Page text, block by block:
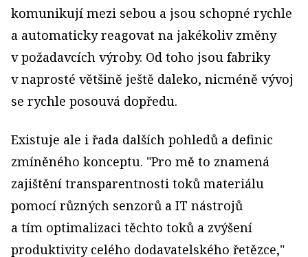
komunikují mezi sebou a jsou schopné rychle
a automaticky reagovat na jakékoliv změny
v požadavcích výroby. Od toho jsou fabriky
v naprosté většině ještě daleko, nicméně vývoj
se rychle posouvá dopředu.
Existuje ale i řada dalších pohledů a definic
zmíněného konceptu. "Pro mě to znamená
zajištění transparentnosti toků materiálu
pomocí různých senzorů a IT nástrojů
a tím optimalizaci těchto toků a zvýšení
produktivity celého dodavatelského řetězce,"